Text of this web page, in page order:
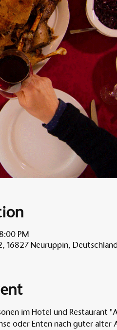
PM
16827 Neuruppin, Deutschland
im Hotel und Restaurant
oder Enten nach guter alter